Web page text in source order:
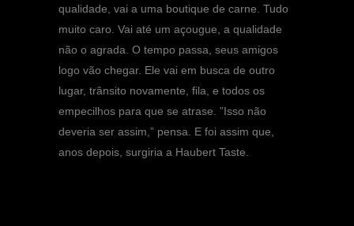
qualidade, vai a uma boutique de carne. Tudo
muito caro. Vai até um açougue, a qualidade
não o agrada. O tempo passa, seus amigos
logo vão chegar. Ele vai em busca de outro
lugar, trânsito novamente, fila, e todos os
empecilhos para que se atrase. ”Isso não
deveria ser assim,” pensa. E foi assim que,
anos depois, surgiria a Haubert Taste.